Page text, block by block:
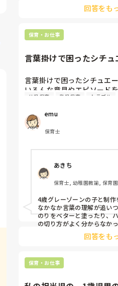
メリットとしては、アット
りやすかったです。
また職員の連携や情報の周
困ったことや希望を出しや
た。
デメリットとしては、職員
あること。職員同士の人間
ない為、薄まらず、関係が悪
です。
280名程度の園で働いてい
前はもちろん覚えていまし
どもさんや保護者の方には
ことも難しかった気がして
大変なことも多い分、やり
人によっては、物足りなく
んが、働いてみないとわか
す。
参考になれば幸いです。
回答をも
保育・お仕事
言葉掛けで困ったシチュ
言葉掛けで困ったシチュエ
いろんな意見やエピソード
せて下さい！！
幼児保育 乳児保育 トラブル
emu
保育士
あきち
保育士, 幼稚園教諭, 保育
4歳グレーゾーンの子と制作
なかなか言葉の理解が追い
のりをベターと塗ったり、
の切り方がよく分からなか
からず、一緒にしたり目で
理解されてない時が困りま
回答をも
保育・お仕事